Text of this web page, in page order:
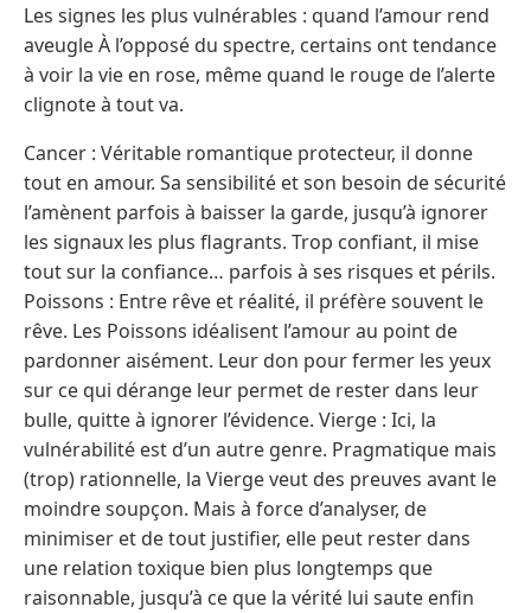
Les signes les plus vulnérables : quand l’amour rend
aveugle À l’opposé du spectre, certains ont tendance
à voir la vie en rose, même quand le rouge de l’alerte
clignote à tout va.
Cancer : Véritable romantique protecteur, il donne
tout en amour. Sa sensibilité et son besoin de sécurité
l’amènent parfois à baisser la garde, jusqu’à ignorer
les signaux les plus flagrants. Trop confiant, il mise
tout sur la confiance… parfois à ses risques et périls.
Poissons : Entre rêve et réalité, il préfère souvent le
rêve. Les Poissons idéalisent l’amour au point de
pardonner aisément. Leur don pour fermer les yeux
sur ce qui dérange leur permet de rester dans leur
bulle, quitte à ignorer l’évidence. Vierge : Ici, la
vulnérabilité est d’un autre genre. Pragmatique mais
(trop) rationnelle, la Vierge veut des preuves avant le
moindre soupçon. Mais à force d’analyser, de
minimiser et de tout justifier, elle peut rester dans
une relation toxique bien plus longtemps que
raisonnable, jusqu’à ce que la vérité lui saute enfin